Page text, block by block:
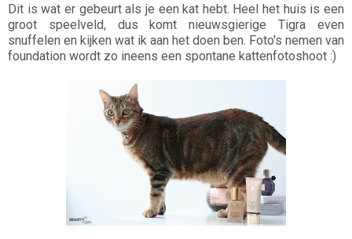
Dit is wat er gebeurt als je een kat hebt. Heel het huis is een
groot speelveld, dus komt nieuwsgierige Tigra even
snuffelen en kijken wat ik aan het doen ben. Foto's nemen van
foundation wordt zo ineens een spontane kattenfotoshoot :)